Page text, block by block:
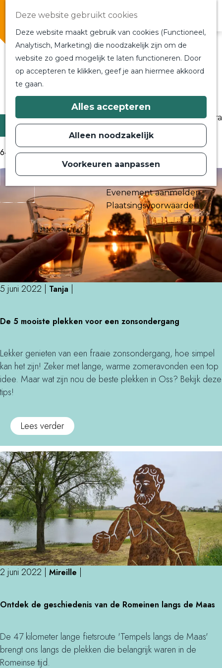
Deze website gebruikt cookies
Deze website maakt gebruik van cookies (Functioneel,
Analytisch, Marketing) die noodzakelijk zijn om de
website zo goed mogelijk te laten functioneren. Door
op accepteren te klikken, geef je aan hiermee akkoord
te gaan.
Alles accepteren
Alleen noodzakelijk
Voorkeuren aanpassen
a
a
a
d
h
o
e
p
a
g
e
In de buurt
Bij ons om de hoek
Alle blogs en vlogs
Ontmoet de bloggers
Plan je bezoek
Toeristische Informatiecentra
Bereikbaarheid
Routes
Evenement aanmelden
Plaatsingsvoorwaarden
Alle blogs en vlogs
Filter
64 t/m 72 van 170 resultaten
De 5 mooiste plekken voor een zonsondergang
5 juni 2022 | Tanja |
e
m
o
o
i
l
e
k
k
e
n
o
o
r
n
o
n
s
Lekker genieten van een fraaie zonsondergang, hoe simpel
kan het zijn! Zeker met lange, warme zomeravonden een top
idee. Maar wat zijn nou de beste plekken in Oss? Bekijk deze
tips!
Lees verdero
v
e
r
D
e
5
m
o
o
i
s
p
e
k
Ontdek de geschiedenis van de Romeinen langs de Maas
2 juni 2022 | Mireille |
n
d
e
k
De 47 kilometer lange fietsroute 'Tempels langs de Maas'
brengt ons langs de plekken die belangrijk waren in de
Romeinse tijd.